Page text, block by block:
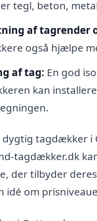
tegl, beton,
af tagrender
også hjælpe
af tag: En god
kan
dygtig tagdækker
tagdækker.dk
der tilbyder
idé om